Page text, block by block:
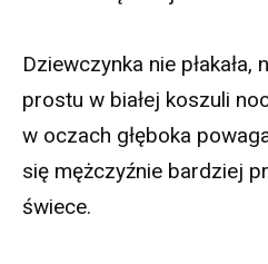
Dziewczynka nie płakała,
prostu w białej koszuli
w oczach głęboka
się mężczyźnie bardziej
świece.